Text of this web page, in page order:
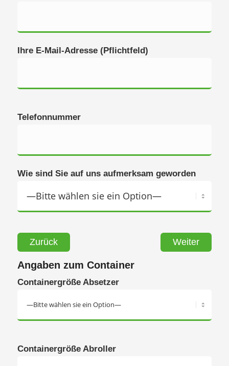
Ihre E-Mail-Adresse (Pflichtfeld)
Telefonnummer
Wie sind Sie auf uns aufmerksam geworden
Zurück Weiter
Angaben zum Container
Containergröße Absetzer
Containergröße Abroller